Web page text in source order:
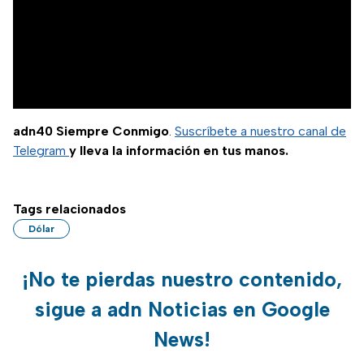
adn40 Siempre Conmigo. Suscríbete a nuestro canal de
Telegram y lleva la información en tus manos.
Tags relacionados
Dólar
¡No te pierdas nuestro contenido,
sigue a adn Noticias en Google
News!